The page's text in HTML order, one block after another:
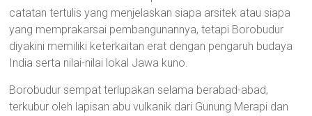
catatan tertulis yang menjelaskan siapa arsitek atau siapa
yang memprakarsai pembangunannya, tetapi Borobudur
diyakini memiliki keterkaitan erat dengan pengaruh budaya
India serta nilai-nilai lokal Jawa kuno.
Borobudur sempat terlupakan selama berabad-abad,
terkubur oleh lapisan abu vulkanik dari Gunung Merapi dan